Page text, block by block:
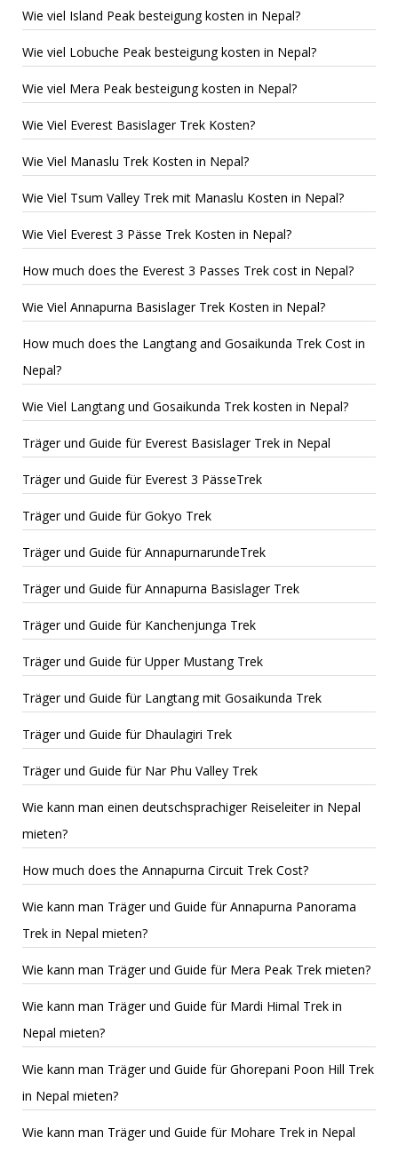
Wie viel Island Peak besteigung kosten in Nepal?
Wie viel Lobuche Peak besteigung kosten in Nepal?
Wie viel Mera Peak besteigung kosten in Nepal?
Wie Viel Everest Basislager Trek Kosten?
Wie Viel Manaslu Trek Kosten in Nepal?
Wie Viel Tsum Valley Trek mit Manaslu Kosten in Nepal?
Wie Viel Everest 3 Pässe Trek Kosten in Nepal?
How much does the Everest 3 Passes Trek cost in Nepal?
Wie Viel Annapurna Basislager Trek Kosten in Nepal?
How much does the Langtang and Gosaikunda Trek Cost in
Nepal?
Wie Viel Langtang und Gosaikunda Trek kosten in Nepal?
Träger und Guide für Everest Basislager Trek in Nepal
Träger und Guide für Everest 3 PässeTrek
Träger und Guide für Gokyo Trek
Träger und Guide für AnnapurnarundeTrek
Träger und Guide für Annapurna Basislager Trek
Träger und Guide für Kanchenjunga Trek
Träger und Guide für Upper Mustang Trek
Träger und Guide für Langtang mit Gosaikunda Trek
Träger und Guide für Dhaulagiri Trek
Träger und Guide für Nar Phu Valley Trek
Wie kann man einen deutschsprachiger Reiseleiter in Nepal
mieten?
How much does the Annapurna Circuit Trek Cost?
Wie kann man Träger und Guide für Annapurna Panorama
Trek in Nepal mieten?
Wie kann man Träger und Guide für Mera Peak Trek mieten?
Wie kann man Träger und Guide für Mardi Himal Trek in
Nepal mieten?
Wie kann man Träger und Guide für Ghorepani Poon Hill Trek
in Nepal mieten?
Wie kann man Träger und Guide für Mohare Trek in Nepal